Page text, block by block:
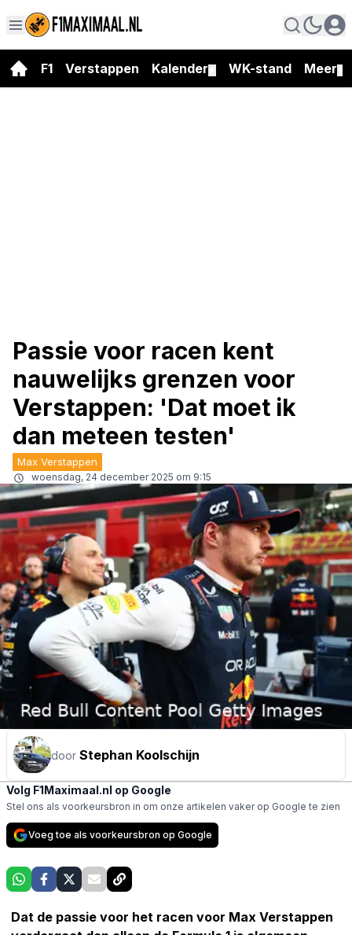
F1 Verstappen Kalender WK-stand Meer
Passie voor racen kent
nauwelijks grenzen voor
Verstappen: 'Dat moet ik
dan meteen testen'
Max Verstappen
woensdag, 24 december 2025 om 9:15
door Stephan Koolschijn
Volg F1Maximaal.nl op Google
Stel ons als voorkeursbron in om onze artikelen vaker op Google te zien
Voeg toe als voorkeursbron op Google
Dat de passie voor het racen voor Max Verstappen